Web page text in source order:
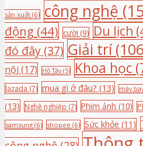
sản xuất (6) công nghệ
động (44) cười (9) Du lịch
đó đây (37) Giải trí
nội (17) Hồ Tây(5) Khoa học
lazada (7) mua gì ở đâu? (13) máy
(13) Nghề nghiệp (7) Phim ảnh (10)
samsung (6) shopee (6) Sức khỏe (11)